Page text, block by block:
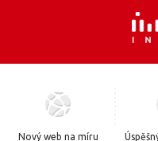
Nový web na míru